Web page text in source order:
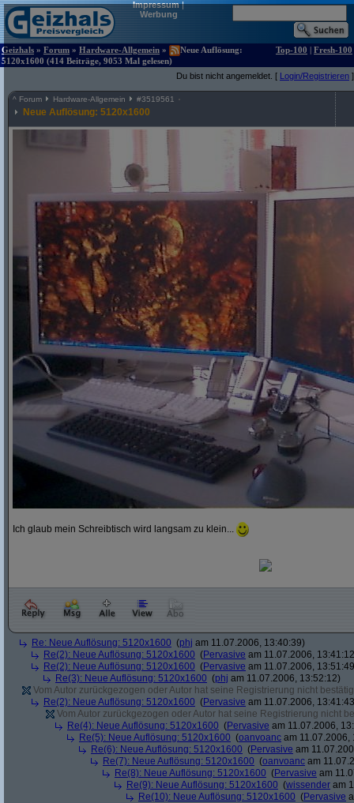
Impressum|
Werbung
Geizhals » Forum » Hardware-Allgemein »
Neue Auflösung:
5120x1600 (414 Beiträge, 9053 Mal gelesen)
Top-100 | Fresh-100
Du bist nicht angemeldet. [ Login/Registrieren ]
^ Forum Hardware-Allgemein #3519561
Neue Auflösung: 5120x1600
Ich glaub mein Schreibtisch wird langsam zu klein...
Re: Neue Auflösung: 5120x1600 (phj am 11.07.2006, 13:40:39)
Re(2): Neue Auflösung: 5120x1600 (Pervasive am 11.07.2006,
Re(2): Neue Auflösung: 5120x1600 (Pervasive am 11.07.2006,
Re(3): Neue Auflösung: 5120x1600 (phj am 11.07.2006, 13:52:12)
Vom Autor zurückgezogen oder Autor hat seine Registrierung nicht
Re(2): Neue Auflösung: 5120x1600 (Pervasive am 11.07.2006,
Vom Autor zurückgezogen oder Autor hat seine Registrierung nicht
Re(4): Neue Auflösung: 5120x1600 (Pervasive am 11.07.2006,
Re(5): Neue Auflösung: 5120x1600 (oanvoanc am 11.07.2006,
Re(6): Neue Auflösung: 5120x1600 (Pervasive am
Re(7): Neue Auflösung: 5120x1600 (oanvoanc am
Re(8): Neue Auflösung: 5120x1600 (Pervasive am
Re(9): Neue Auflösung: 5120x1600 (wissender am
Re(10): Neue Auflösung: 5120x1600 (Pervasive